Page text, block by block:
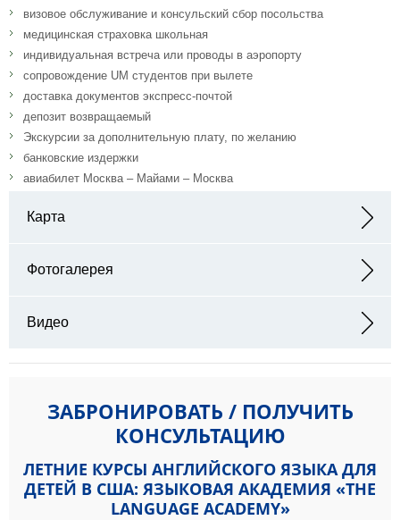
визовое обслуживание и консульский сбор посольства
медицинская страховка школьная
индивидуальная встреча или проводы в аэропорту
сопровождение UM студентов при вылете
доставка документов экспресс-почтой
депозит возвращаемый
Экскурсии за дополнительную плату, по желанию
банковские издержки
авиабилет Москва – Майами – Москва
Карта
33301
Фотогалерея
Видео
ЗАБРОНИРОВАТЬ / ПОЛУЧИТЬ
КОНСУЛЬТАЦИЮ
ЛЕТНИЕ КУРСЫ АНГЛИЙСКОГО ЯЗЫКА ДЛЯ
ДЕТЕЙ В США: ЯЗЫКОВАЯ АКАДЕМИЯ «THE
LANGUAGE ACADEMY»